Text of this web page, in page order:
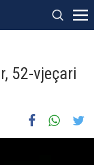
52-vjeçari